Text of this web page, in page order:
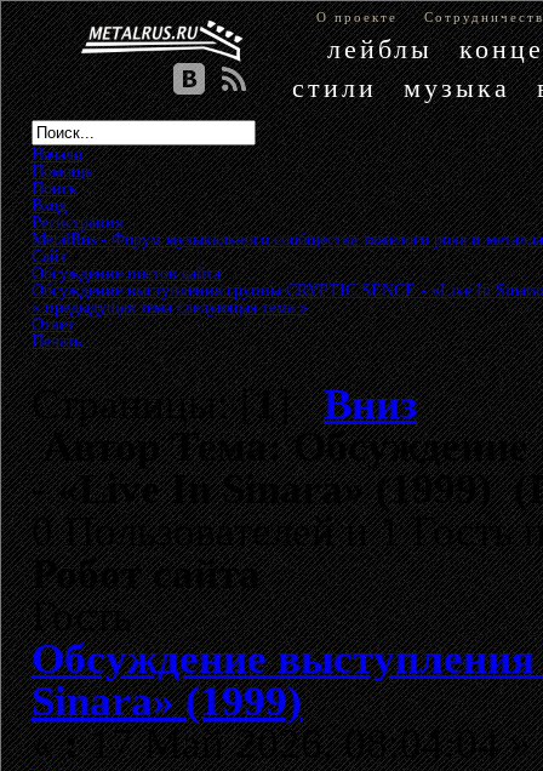
О проекте
лейблы
стили
музыка
Начало
Помощь
Поиск
Вход
Регистрация
MetalRus - Форум музыкального сообщества тяжелого рока и металла
Сайт»
Обсуждение постов сайта»
Обсуждение выступления группы CRYPTIC SENCE - «Live In
« предыдущая тема следующая тема »
Ответ
Печать
Страницы: [1]Вниз
АвторТема: Обсуждение
- «Live In Sinara» (1999)
0 Пользователей и 1 Гость
Робот сайта
Гость
Обсуждение
Sinara» (1999)
«:17 Май 2026, 08:04:04 »